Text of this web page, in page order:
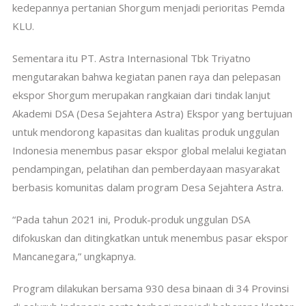
kedepannya pertanian Shorgum menjadi perioritas Pemda
KLU.
Sementara itu PT. Astra Internasional Tbk Triyatno
mengutarakan bahwa kegiatan panen raya dan pelepasan
ekspor Shorgum merupakan rangkaian dari tindak lanjut
Akademi DSA (Desa Sejahtera Astra) Ekspor yang bertujuan
untuk mendorong kapasitas dan kualitas produk unggulan
Indonesia menembus pasar ekspor global melalui kegiatan
pendampingan, pelatihan dan pemberdayaan masyarakat
berbasis komunitas dalam program Desa Sejahtera Astra.
“Pada tahun 2021 ini, Produk-produk unggulan DSA
difokuskan dan ditingkatkan untuk menembus pasar ekspor
Mancanegara,” ungkapnya.
Program dilakukan bersama 930 desa binaan di 34 Provinsi